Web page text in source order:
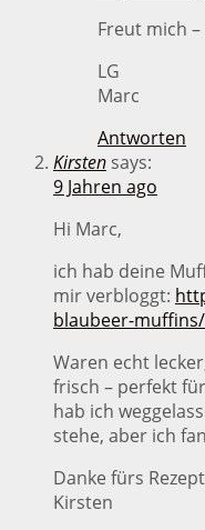
Freut mich
LG
Marc
Antworten
Kirsten says:
9 Jahren ago
Hi Marc,
ich hab deine
mir verbloggt:
blaubeer-muffins/
Waren echt
frisch – perfekt
hab ich
stehe, aber ich
Danke fürs
Kirsten